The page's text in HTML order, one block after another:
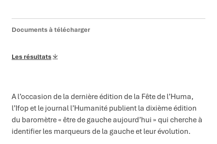
Documents à télécharger
Les résultats
A l’occasion de la dernière édition de la Fête de l’Huma,
l’Ifop et le journal l’Humanité publient la dixième édition
du baromètre « être de gauche aujourd’hui » qui cherche à
identifier les marqueurs de la gauche et leur évolution.